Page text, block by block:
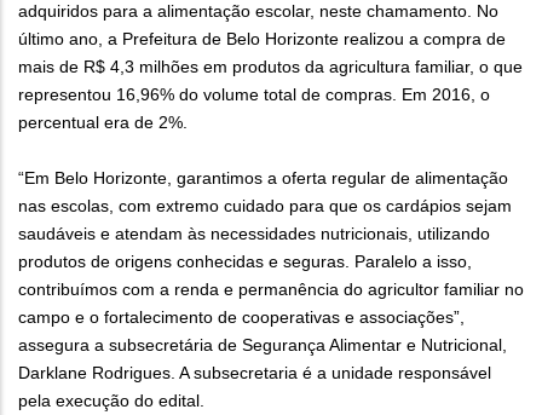
adquiridos para a alimentação escolar, neste chamamento. ​No
último ano, a Prefeitura de Belo Horizonte realizou a compra de
mais de R$ 4,3 milhões em produtos da agricultura familiar, o que
representou 16,96% do volume total de compras. Em 2016, o
percentual era de 2%.
“Em Belo Horizonte, garantimos a oferta regular de alimentação
nas escolas, com extremo cuidado para que os cardápios sejam
saudáveis e atendam às necessidades nutricionais, utilizando
produtos de origens conhecidas e seguras. Paralelo a isso,
contribuímos com a renda e permanência do agricultor familiar no
campo e o fortalecimento de cooperativas e associações”,
assegura a subsecretária de Segurança Alimentar e Nutricional,
Darklane Rodrigues. A subsecretaria é a unidade responsável
pela execução do edital.